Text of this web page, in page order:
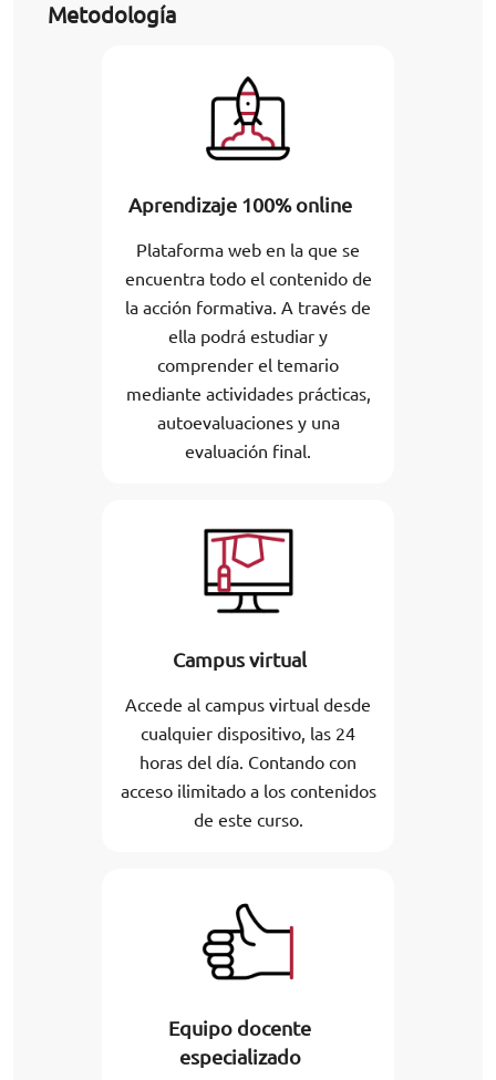
Metodología
Aprendizaje 100% online
Plataforma web en la que se
encuentra todo el contenido de
la acción formativa. A través de
ella podrá estudiar y
comprender el temario
mediante actividades prácticas,
autoevaluaciones y una
evaluación final.
Campus virtual
Accede al campus virtual desde
cualquier dispositivo, las 24
horas del día. Contando con
acceso ilimitado a los contenidos
de este curso.
Equipo docente
especializado